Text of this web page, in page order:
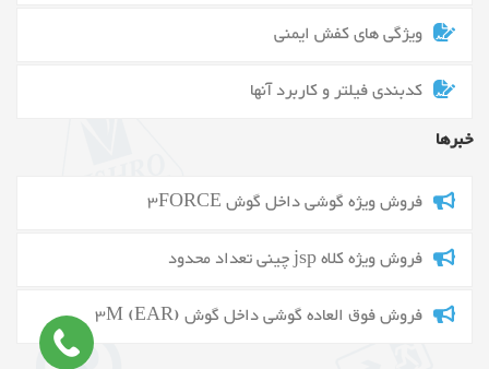
ویژگی های کفش ایمنی
کدبندی فیلتر و کاربرد آنها
خبرها
فروش ویژه گوشی داخل گوش 3FORCE
فروش ویژه کلاه jsp چینی تعداد محدود
فروش فوق العاده گوشی داخل گوش 3M (EAR)